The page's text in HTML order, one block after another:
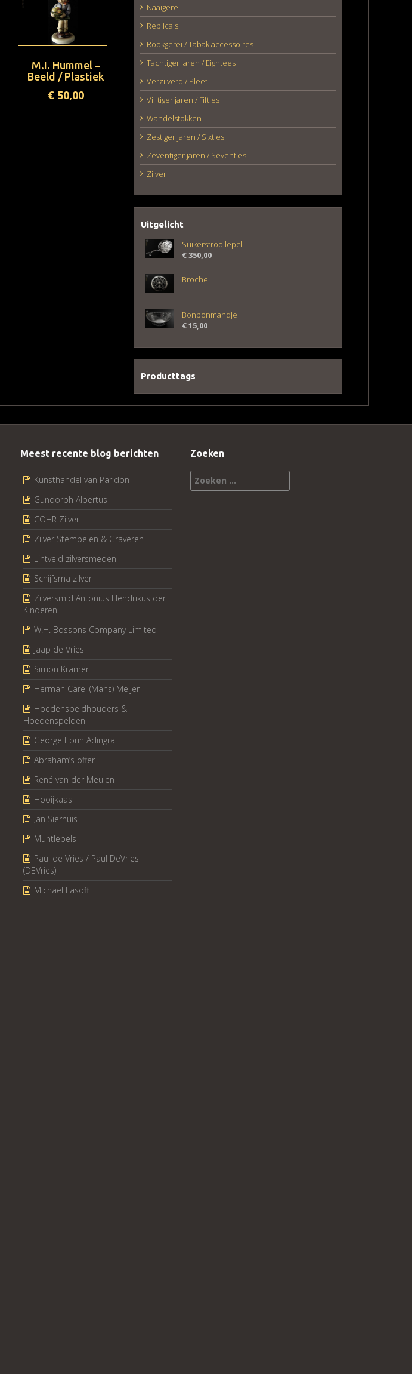
M.I. Hummel –
Beeld / Plastiek
€ 50,00
Naaigerei
Replica's
Rookgerei / Tabak accessoires
Tachtiger jaren / Eightees
Verzilverd / Pleet
Vijftiger jaren / Fifties
Wandelstokken
Zestiger jaren / Sixties
Zeventiger jaren / Seventies
Zilver
Uitgelicht
Suikerstrooilepel
€350,00
Broche
Bonbonmandje
€15,00
Producttags
Meest recente blog berichten
Kunsthandel van Paridon
Gundorph Albertus
COHR Zilver
Zilver Stempelen & Graveren
Lintveld zilversmeden
Schijfsma zilver
Zilversmid Antonius Hendrikus der
Kinderen
W.H. Bossons Company Limited
Jaap de Vries
Simon Kramer
Herman Carel (Mans) Meijer
Hoedenspeldhouders &
Hoedenspelden
George Ebrin Adingra
Abraham’s offer
René van der Meulen
Hooijkaas
Jan Sierhuis
Muntlepels
Paul de Vries / Paul DeVries
(DEVries)
Michael Lasoff
Zoeken
Zoeken
naar: